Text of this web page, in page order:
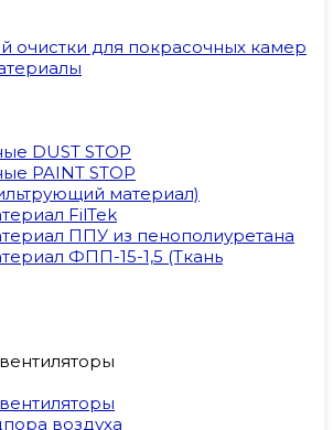
очистки для покрасочных камер
DUST STOP
PAINT STOP
материал)
FilTek
ППУ из пенополиуретана
ФПП-15-1,5 (Ткань
воздуха